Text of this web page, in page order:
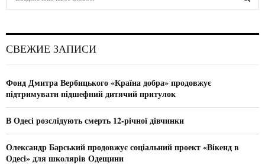
h
o
r
СВЕЖИЕ ЗАПИСИ
Фонд Дмитра Вербицького «Країна добра» продовжує
підтримувати підшефний дитячий притулок
В Одесі розслідують смерть 12-річної дівчинки
Олександр Барський продовжує соціальний проект «Вікенд в
Одесі» для школярів Одещини